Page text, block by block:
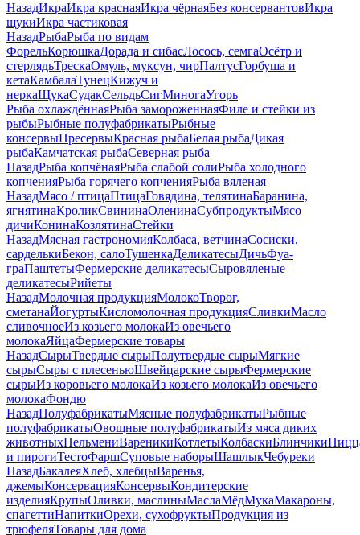
НазадИкраИкра краснаяИкра чёрнаяБез консервантовИкра
щукиИкра частиковая
НазадРыбаРыба по видам
ФорельКорюшкаДорада и сибасЛосось, семгаОсётр и
стерлядьТрескаОмуль, муксун, чирПалтусГорбуша и
кетаКамбалаТунецКижуч и
неркаЩукаСудакСельдьСигМиногаУгорь
Рыба охлаждённаяРыба замороженнаяФиле и стейки из
рыбыРыбные полуфабрикатыРыбные
консервыПресервыКрасная рыбаБелая рыбаДикая
рыбаКамчатская рыбаСеверная рыба
НазадРыба копчёнаяРыба слабой солиРыба холодного
копченияРыба горячего копченияРыба вяленая
НазадМясо / птицаПтицаГовядина, телятинаБаранина,
ягнятинаКроликСвининаОленинаСубпродуктыМясо
дичиКонинаКозлятинаСтейки
НазадМясная гастрономияКолбаса, ветчинаСосиски,
сарделькиБекон, салоТушенкаДеликатесыДичьФуа-
граПаштетыФермерские деликатесыСыровяленые
деликатесыРийеты
НазадМолочная продукцияМолокоТворог,
сметанаЙогуртыКисломолочная продукцияСливкиМасло
сливочноеИз козьего молокаИз овечьего
молокаЯйцаФермерские товары
НазадСырыТвердые сырыПолутвердые сырыМягкие
сырыСыры c плесеньюШвейцарские сырыФермерские
сырыИз коровьего молокаИз козьего молокаИз овечьего
молокаФондю
НазадПолуфабрикатыМясные полуфабрикатыРыбные
полуфабрикатыОвощные полуфабрикатыИз мяса диких
животныхПельмениВареникиКотлетыКолбаскиБлинчики
и пирогиТестоФаршСуповые наборыШашлыкЧебуреки
НазадБакалеяХлеб, хлебцыВаренья,
джемыКонсервацияКонсервыКондитерские
изделияКрупыОливки, маслиныМаслаМёдМукаМакароны,
спагеттиНапиткиОрехи, сухофруктыПродукция из
трюфеляТовары для дома